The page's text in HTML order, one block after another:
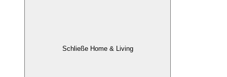
Schließe Home & Living